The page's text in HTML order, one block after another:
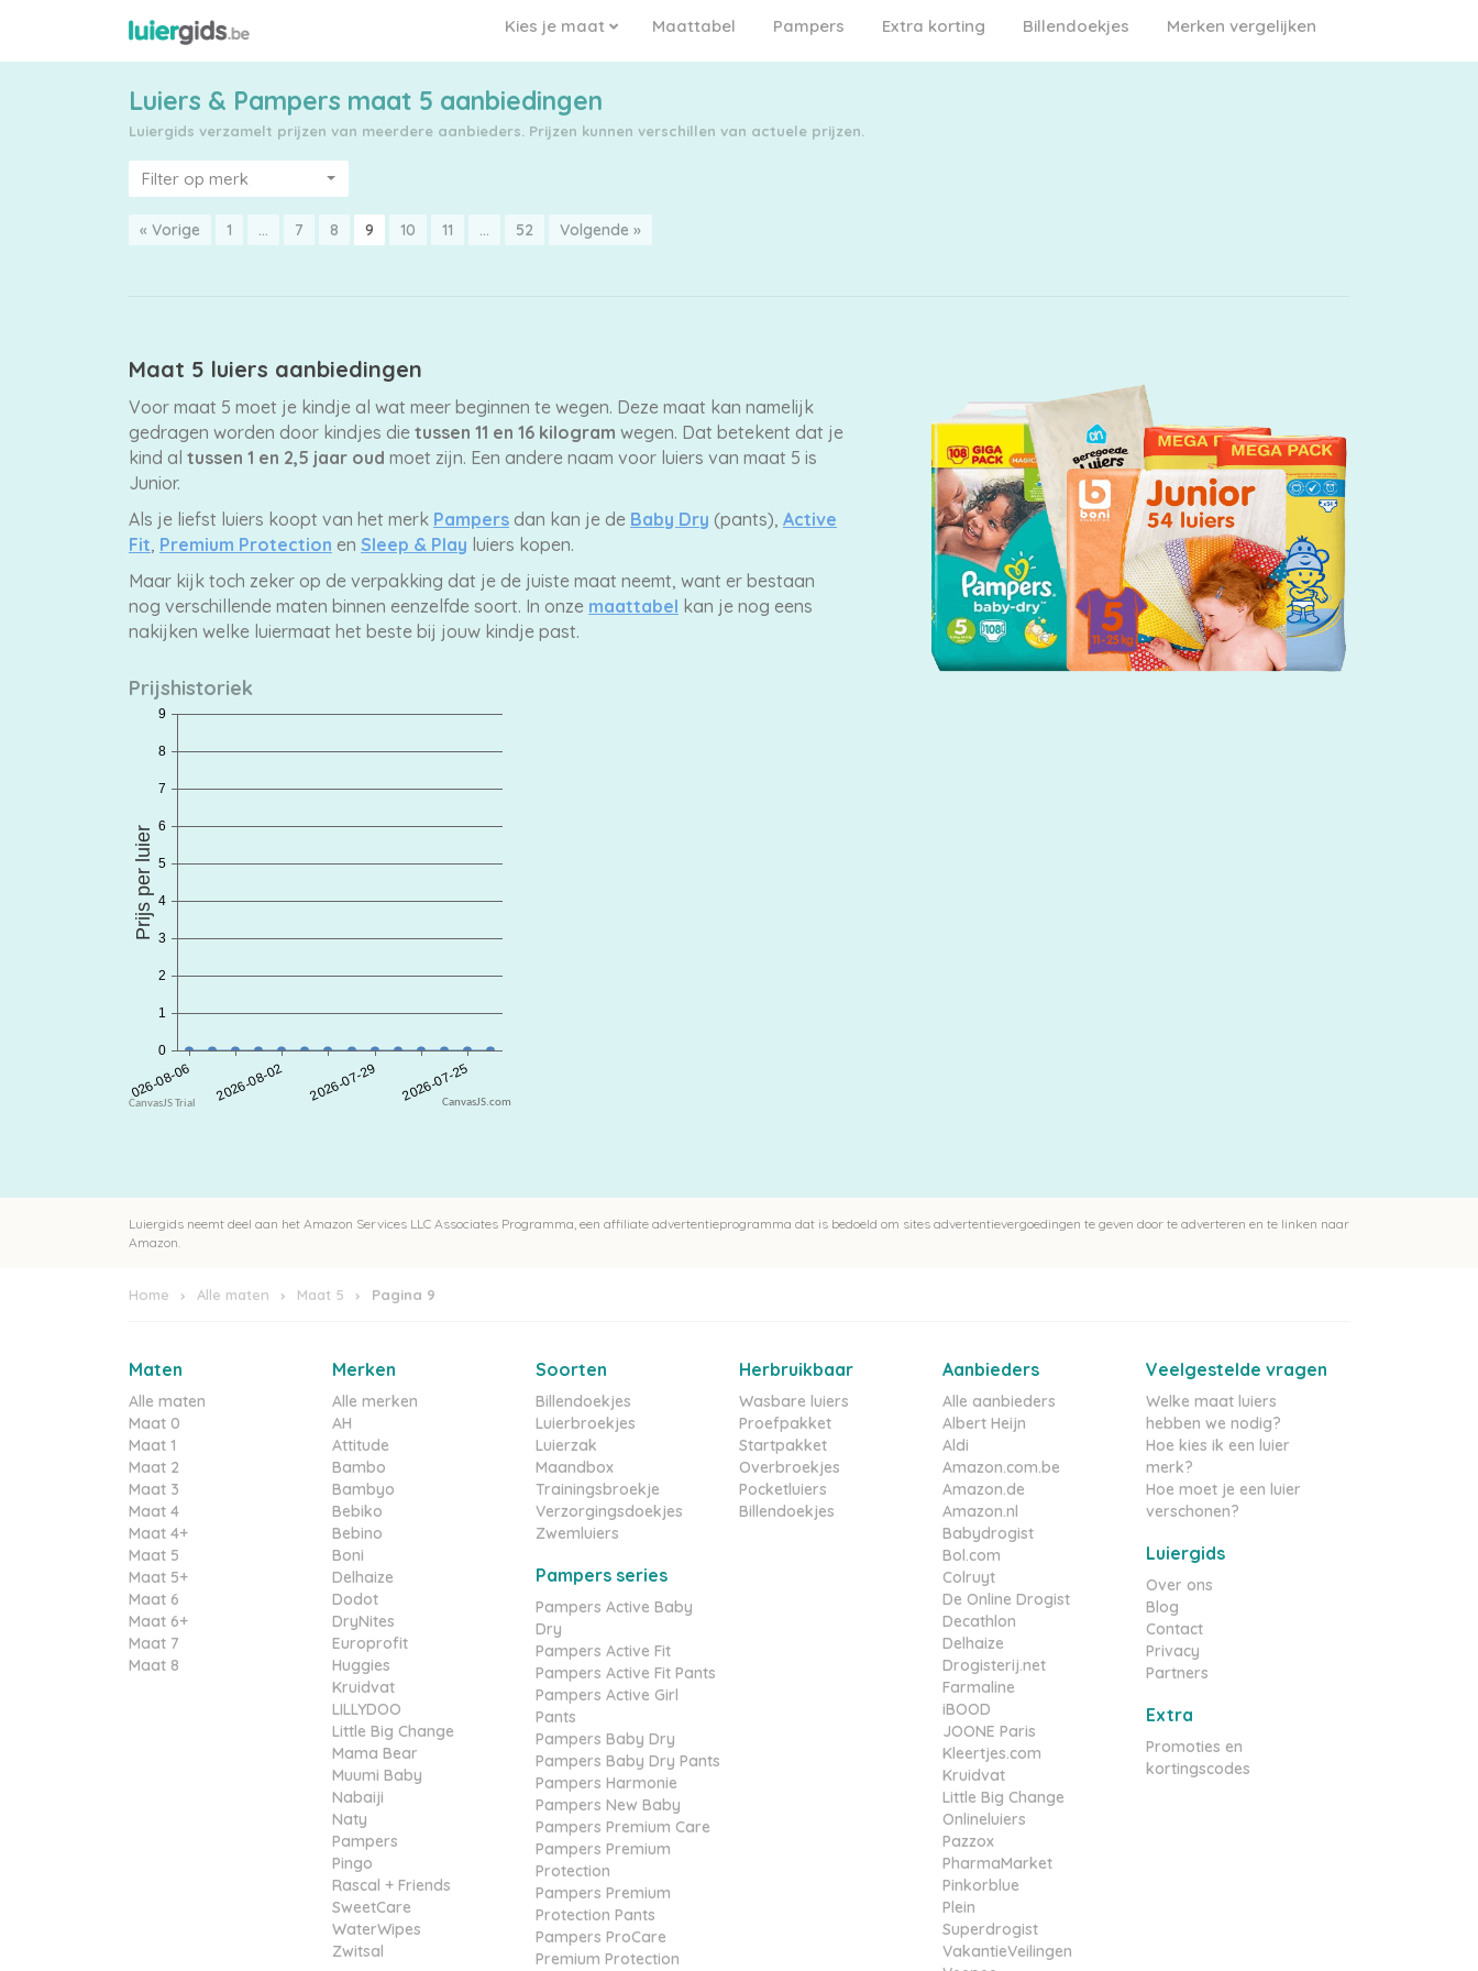
Maattabel
Billendoekjes
vergelijken
Maattabel
Kies je maat Pampers Extra korting Billendoekjes Merken vergelijken
Luiers & Pampers maat 5 aanbiedingen
Luiergids verzamelt prijzen van meerdere aanbieders. Prijzen kunnen verschillen van actuele prijzen.
Filter op merk
« Vorige 1 … 7 8 9 10 11 … 52 Volgende »
Maat 5 luiers aanbiedingen
Voor maat 5 moet je kindje al wat meer beginnen te wegen. Deze maat kan namelijk
gedragen worden door kindjes die tussen 11 en 16 kilogram wegen. Dat betekent dat je
kind al tussen 1 en 2,5 jaar oud moet zijn. Een andere naam voor luiers van maat 5 is
Junior.
Als je liefst luiers koopt van het merk Pampers dan kan je de Baby Dry (pants), Active
Fit Premium Protection en Sleep & Play luiers kopen.
Maar kijk toch zeker op de verpakking dat je de juiste maat neemt, want er bestaan
nog verschillende maten binnen eenzelfde soort. In onze maattabel kan je nog eens
nakijken welke luiermaat het beste bij jouw kindje past.
Prijshistoriek
CanvasJS.com
Luiergids neemt deel aan het Amazon Services LLC Associates Programma, een affiliate advertentieprogramma dat is bedoeld om sites advertentievergoedingen te geven door te adverteren en te linken naar
Amazon.
Home Alle maten Maat 5 Pagina 9
Maten
Alle maten
Maat 0
Maat 1
Maat 2
Maat 3
Maat 4
Maat 4+
Maat 5
Maat 5+
Maat 6
Maat 6+
Maat 7
Maat 8
Merken
Alle merken
AH
Attitude
Bambo
Bambyo
Bebiko
Bebino
Boni
Delhaize
Dodot
DryNites
Europrofit
Huggies
Kruidvat
LILLYDOO
Little Big Change
Mama Bear
Muumi Baby
Nabaiji
Naty
Pampers
Pingo
Rascal + Friends
SweetCare
WaterWipes
Zwitsal
Soorten
Billendoekjes
Luierbroekjes
Luierzak
Maandbox
Trainingsbroekje
Verzorgingsdoekjes
Zwemluiers
Pampers series
Pampers Active Baby
Dry
Pampers Active Fit
Pampers Active Fit Pants
Pampers Active Girl
Pants
Pampers Baby Dry
Pampers Baby Dry Pants
Pampers Harmonie
Pampers New Baby
Pampers Premium Care
Pampers Premium
Protection
Pampers Premium
Protection Pants
Pampers ProCare
Premium Protection
Herbruikbaar
Wasbare luiers
Proefpakket
Startpakket
Overbroekjes
Pocketluiers
Billendoekjes
Aanbieders
Alle aanbieders
Albert Heijn
Aldi
Amazon.com.be
Amazon.de
Amazon.nl
Babydrogist
Bol.com
Colruyt
De Online Drogist
Decathlon
Delhaize
Drogisterij.net
Farmaline
iBOOD
JOONE Paris
Kleertjes.com
Kruidvat
Little Big Change
Onlineluiers
Pazzox
PharmaMarket
Pinkorblue
Plein
Superdrogist
VakantieVeilingen
Veelgestelde vragen
Welke maat luiers
hebben we nodig?
Hoe kies ik een luier
merk?
Hoe moet je een luier
verschonen?
Luiergids
Over ons
Blog
Contact
Privacy
Partners
Extra
Promoties en
kortingscodes